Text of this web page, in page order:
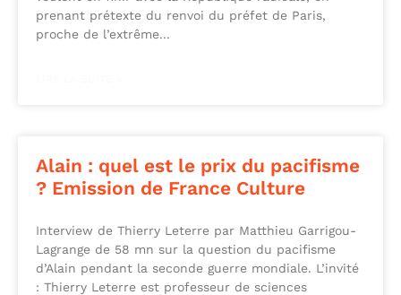
prenant prétexte du renvoi du préfet de Paris,
proche de l’extrême
Alain : quel est le prix du pacifisme
? Emission de France Culture
Interview de Thierry Leterre par Matthieu Garrigou-
Lagrange de 58 mn sur la question du pacifisme
d’Alain pendant la seconde guerre mondiale. L’invité
: Thierry Leterre est professeur de sciences